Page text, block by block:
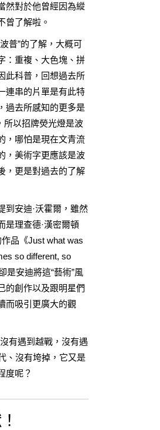
然對於他曾經因為縱
曾了解啦。
普”的了解，大概可
：重複、大色塊、拼
此科普，回想過去所
連串的片單是有此特
過去所感知的更多是
所以招牌熒光燈是波
，哪怕是現在文青流
，美術字更應該是波
，更是對過去的了解
到安迪·沃霍爾，雖然
是理查德·漢密爾頓
作品《Just what was
so different, so
是安迪將這“藝術”風
的創作以及跟明星們
而吸引更廣大的觀
有遇到越戰，沒有遇
、沒有垮掉，它又是
度呢？